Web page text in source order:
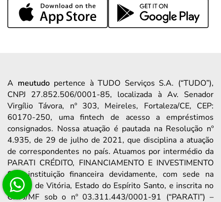
A meutudopertence à TUDO Serviços S.A. (“TUDO”),
CNPJ 27.852.506/0001-85, localizada à Av. Senador
Virgílio Távora, nº 303, Meireles, Fortaleza/CE, CEP:
60170-250, uma fintech de acesso a empréstimos
consignados. Nossa atuação é pautada na Resolução nº
4.935, de 29 de julho de 2021, que disciplina a atuação
de correspondentes no país. Atuamos por intermédio da
PARATI CRÉDITO, FINANCIAMENTO E INVESTIMENTO
S/A, instituição financeira devidamente, com sede na
Cidade de Vitória, Estado do Espírito Santo, e inscrita no
CNPJ/MF sob o nº 03.311.443/0001-91 (“PARATI”) –